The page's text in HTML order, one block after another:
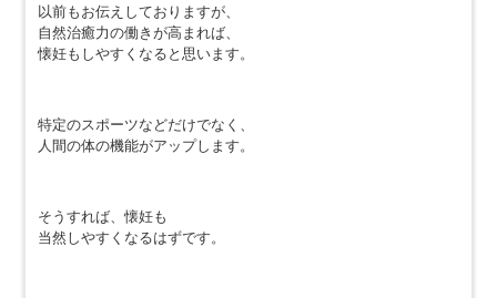
以前もお伝えしておりますが、
自然治癒力の働きが高まれば、
懐妊もしやすくなると思います。
特定のスポーツなどだけでなく、
人間の体の機能がアップします。
そうすれば、懐妊も
当然しやすくなるはずです。